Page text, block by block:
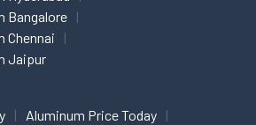
Bangalore
Chennai
Jaipur
Aluminum Price Today